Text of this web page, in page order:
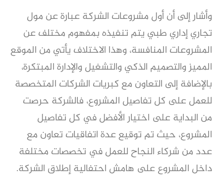
وأشار إلى أن أول مشروعات الشركة عبارة عن مول
تجاري إداري طبي يتم تنفيذه بمفهوم مختلف عن
المشروعات المنافسة، وهذا الاختلاف يأتي من الموقع
المميز والتصميم الذكي والتشغيل والإدارة المبتكرة،
بالإضافة إلى التعاون مع كبريات الشركات المتخصصة
للعمل على كل تفاصيل المشروع، فالشركة حرصت
من البداية على اختيار الأفضل في كل تفاصيل
المشروع، حيث تم توقيع عدة اتفاقيات تعاون مع
عدد من شركاء النجاح للعمل في تخصصات مختلفة
داخل المشروع على هامش احتفالية إطلاق الشركة.